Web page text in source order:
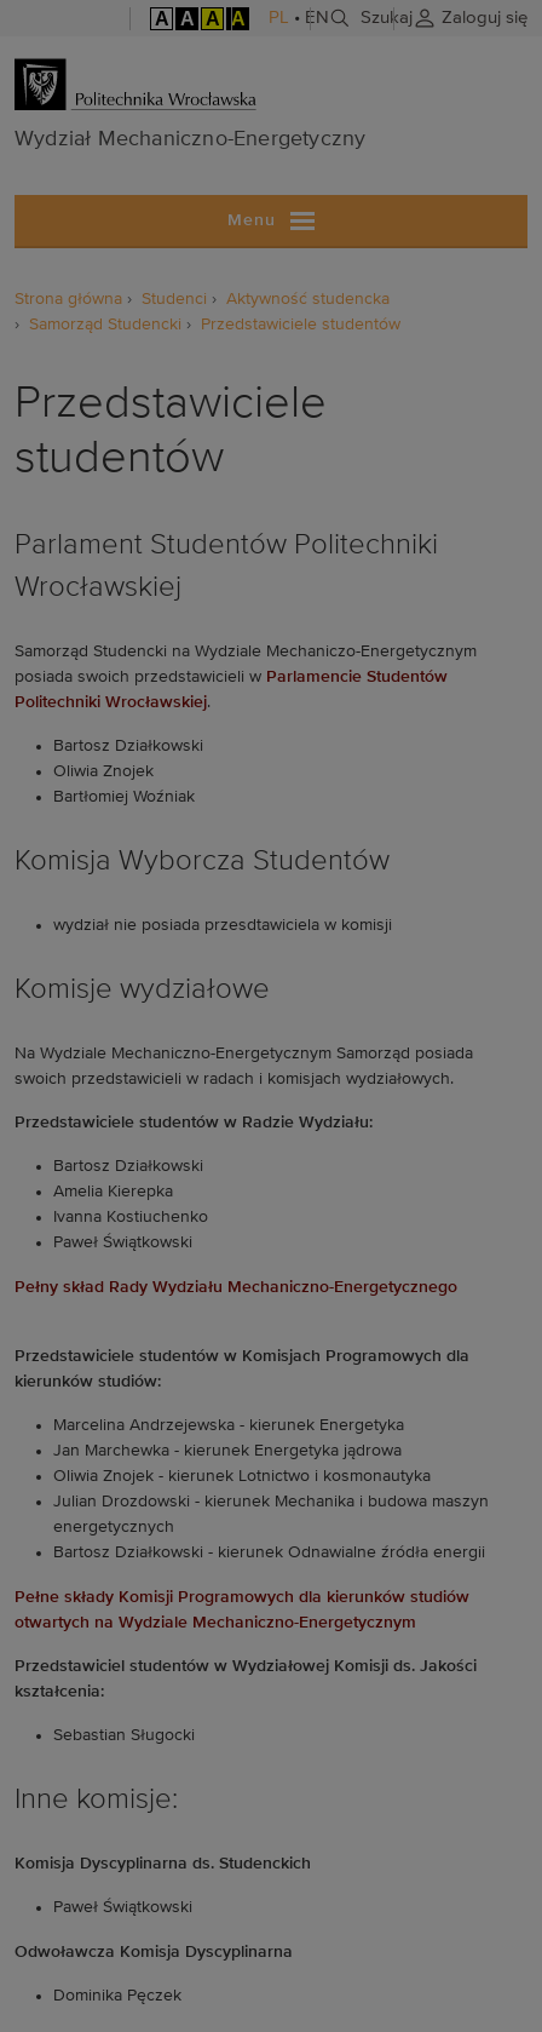
A A A A PL • EN Szukaj Zaloguj się
Wydział
Wydział Mechaniczno-Energetyczny
Menu
Strona główna Studenci
Aktywność studencka
Samorząd Studencki
Przedstawiciele studentów
Przedstawiciele
studentów
Parlament Studentów Politechniki
Wrocławskiej
Samorząd Studencki na Wydziale Mechaniczo-Energetycznym
posiada swoich przedstawicieli w Parlamencie Studentów
Politechniki Wrocławskiej.
Bartosz Działkowski
Oliwia Znojek
Bartłomiej Woźniak
Komisja Wyborcza Studentów
wydział nie posiada przesdtawiciela w komisji
Komisje wydziałowe
Na Wydziale Mechaniczno-Energetycznym Samorząd posiada
swoich przedstawicieli w radach i komisjach wydziałowych.
Przedstawiciele studentów w Radzie Wydziału:
Bartosz Działkowski
Amelia Kierepka
Ivanna Kostiuchenko
Paweł Świątkowski
Pełny skład Rady Wydziału Mechaniczno-Energetycznego
Przedstawiciele studentów w Komisjach Programowych dla
kierunków studiów:
Marcelina Andrzejewska - kierunek Energetyka
Jan Marchewka - kierunek Energetyka jądrowa
Oliwia Znojek - kierunek Lotnictwo i kosmonautyka
Julian Drozdowski - kierunek Mechanika i budowa maszyn
energetycznych
Bartosz Działkowski - kierunek Odnawialne źródła energii
Pełne składy Komisji Programowych dla kierunków studiów
otwartych na Wydziale Mechaniczno-Energetycznym
Przedstawiciel studentów w Wydziałowej Komisji ds. Jakości
kształcenia:
Sebastian Sługocki
Inne komisje:
Komisja Dyscyplinarna ds. Studenckich
Paweł Świątkowski
Odwoławcza Komisja Dyscyplinarna
Dominika Pęczek